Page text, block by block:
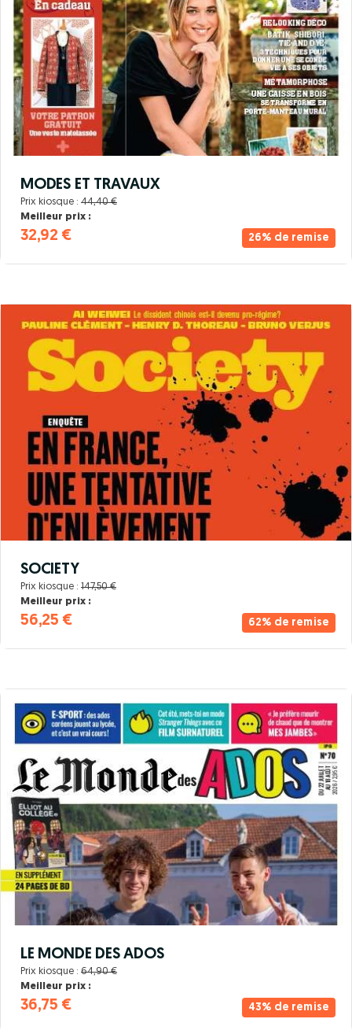
26% de remise
MODES ET TRAVAUX
Prix kiosque : 44,40 €
Meilleur prix :
32,92 €
62% de remise
SOCIETY
Prix kiosque : 147,50 €
Meilleur prix :
56,25 €
43% de remise
LE MONDE DES ADOS
Prix kiosque : 64,90 €
Meilleur prix :
36,75 €